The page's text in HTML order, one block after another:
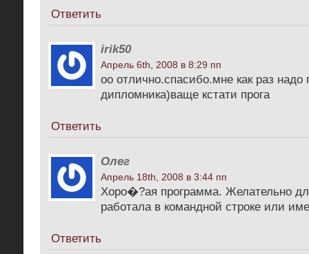
Ответить
irik50
Апрель 6th, 2008 в 8:29 пп
оо отлично.спасибо.мне как раз надо
дипломника)ваще кстати прога
Ответить
Олег
Апрель 18th, 2008 в 3:44 пп
Хоро�?ая программа. Желательно
работала в командной строке или
Ответить